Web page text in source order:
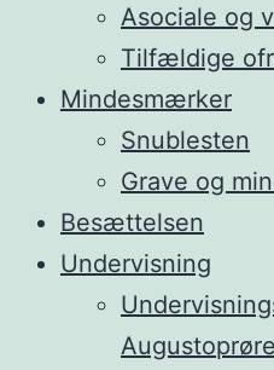
Asociale og
Tilfældige
Mindesmærker
Snublesten
Grave og
Besættelsen
Undervisning